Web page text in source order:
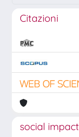
Citazioni
social impact